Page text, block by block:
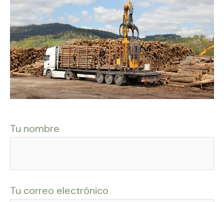
Tu nombre
Tu correo electrónico